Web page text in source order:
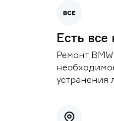
Есть
Ремонт
устранения